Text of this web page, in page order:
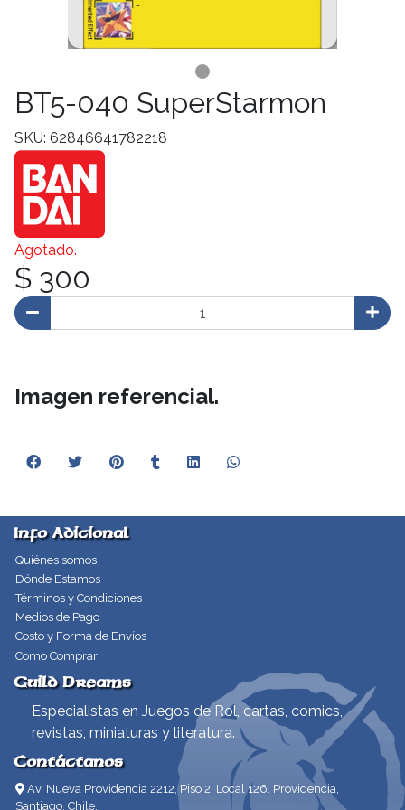
BT5-040 SuperStarmon
SKU: 62846641782218
Agotado.
$ 300
Imagen referencial.
Info Adicional
Quiénes somos
Dónde Estamos
Términos y Condiciones
Medios de Pago
Costo y Forma de Envíos
Como Comprar
Guild Dreams
Especialistas en Juegos de Rol, cartas, comics,
revistas, miniaturas y literatura.
Contáctanos
Av. Nueva Providencia 2212, Piso 2, Local 126. Providencia,
Santiago, Chile.